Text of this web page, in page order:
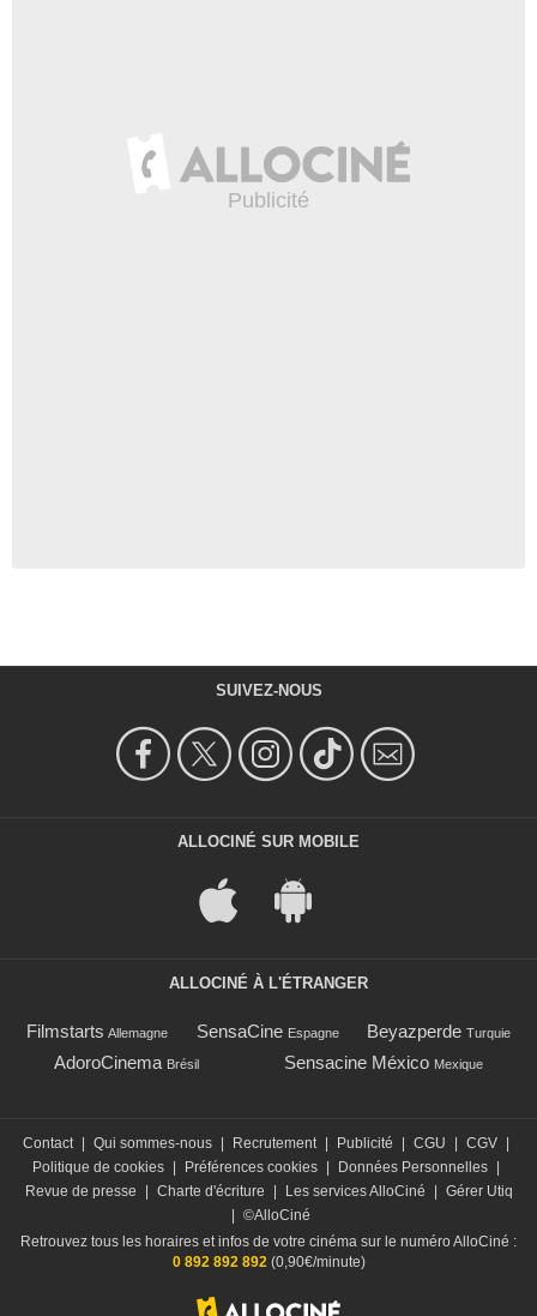
SUIVEZ-NOUS
ALLOCINÉ SUR MOBILE
ALLOCINÉ À L'ÉTRANGER
Filmstarts Allemagne SensaCine Espagne Beyazperde Turquie
AdoroCinema Brésil Sensacine México Mexique
Contact Qui sommes-nous Recrutement Publicité CGU CGV
Politique de cookies
Préférences cookies Données Personnelles
Revue de presse
Charte d'écriture Les services AlloCiné
Gérer Utiq
©AlloCiné
Retrouvez tous les horaires et infos de votre cinéma sur le numéro AlloCiné :
0 892 892 892(0,90€/minute)